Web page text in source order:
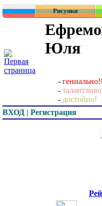
Рисунки
Юля
-
-
- достойно!
ВХОД | Регистрация